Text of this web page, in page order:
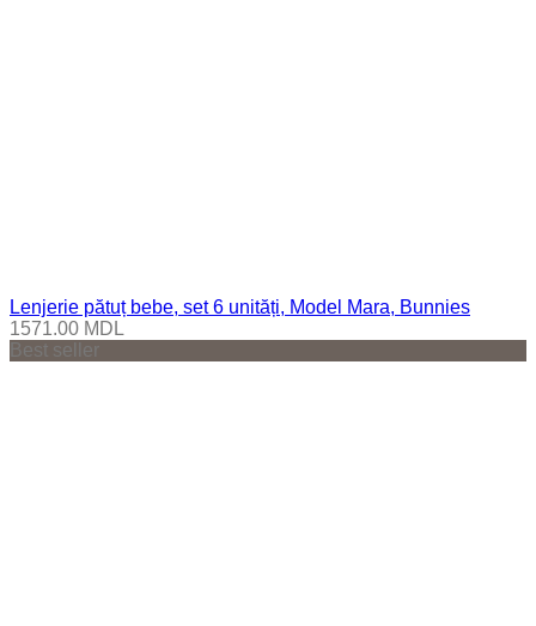
Lenjerie pătuț bebe, set 6 unități, Model Mara, Bunnies
1571.00 MDL
Best seller